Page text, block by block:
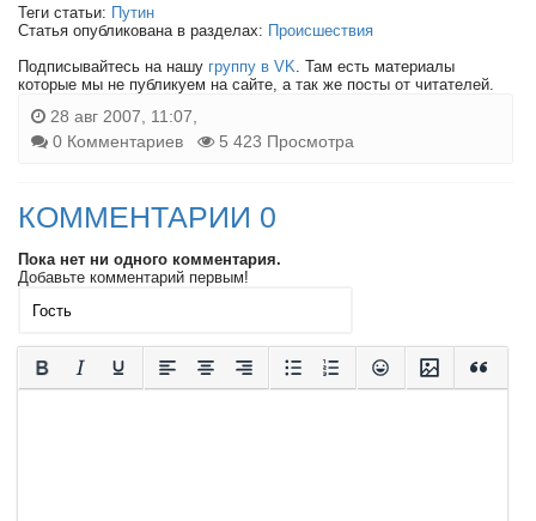
Теги статьи: Путин
Статья опубликована в разделах: Происшествия
Подписывайтесь на нашу группу в VK. Там есть материалы
которые мы не публикуем на сайте, а так же посты от читателей.
28 авг 2007, 11:07,
0 Комментариев
5 423 Просмотра
КОММЕНТАРИИ 0
Пока нет ни одного комментария.
Добавьте комментарий первым!